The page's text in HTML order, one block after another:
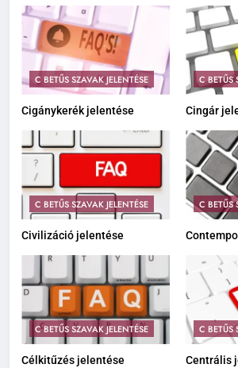
C BETŰS SZAVAK JELENTÉSE
Cigánykerék jelentése
C BETŰS
Cingár
C BETŰS SZAVAK JELENTÉSE
Civilizáció jelentése
C BETŰS
C BETŰS SZAVAK JELENTÉSE
Célkitűzés jelentése
C BETŰS
Centrális